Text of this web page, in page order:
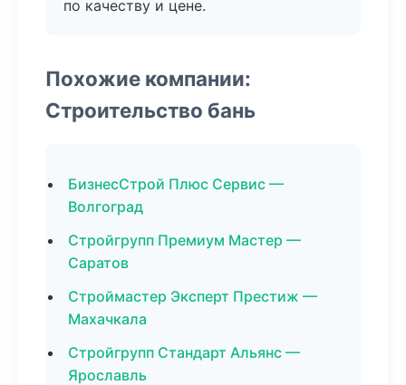
по качеству и цене.
Похожие компании:
Строительство бань
БизнесСтрой Плюс Сервис —
Волгоград
Стройгрупп Премиум Мастер —
Саратов
Строймастер Эксперт Престиж —
Махачкала
Стройгрупп Стандарт Альянс —
Ярославль